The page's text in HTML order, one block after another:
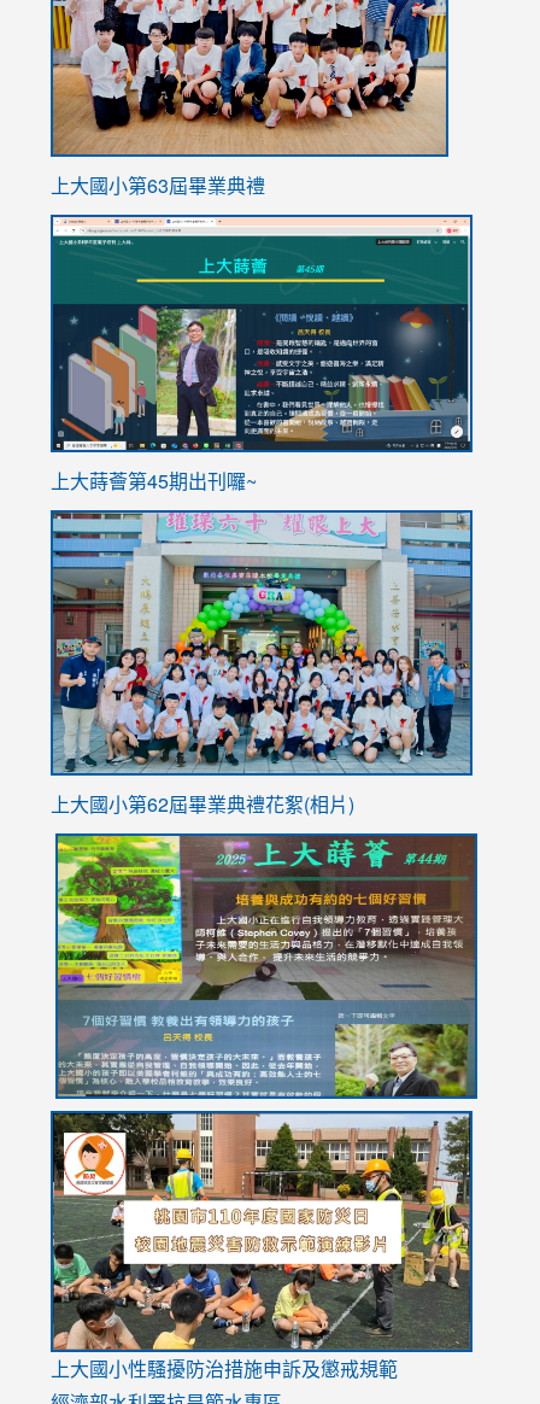
上大國小第63屆畢業典禮
link
ink
https://sites.google.com/stes.tyc.edu.tw/
上大蒔薈第45期出刊囉~
上大國小第62屆畢業典禮花絮(相片)
link
to
https://drive.google.com/file/d/1I-
YfDQppRvyMk686kIw6SBbssEIZ6WnT/view?
usp=sharing
link
to
https://sites.google.com/stes.tyc.edu.tw/
link
to
https://drive.google.com/file/d/
usp=sharing
link
上大國小性騷擾防治措施申訴及懲戒規範